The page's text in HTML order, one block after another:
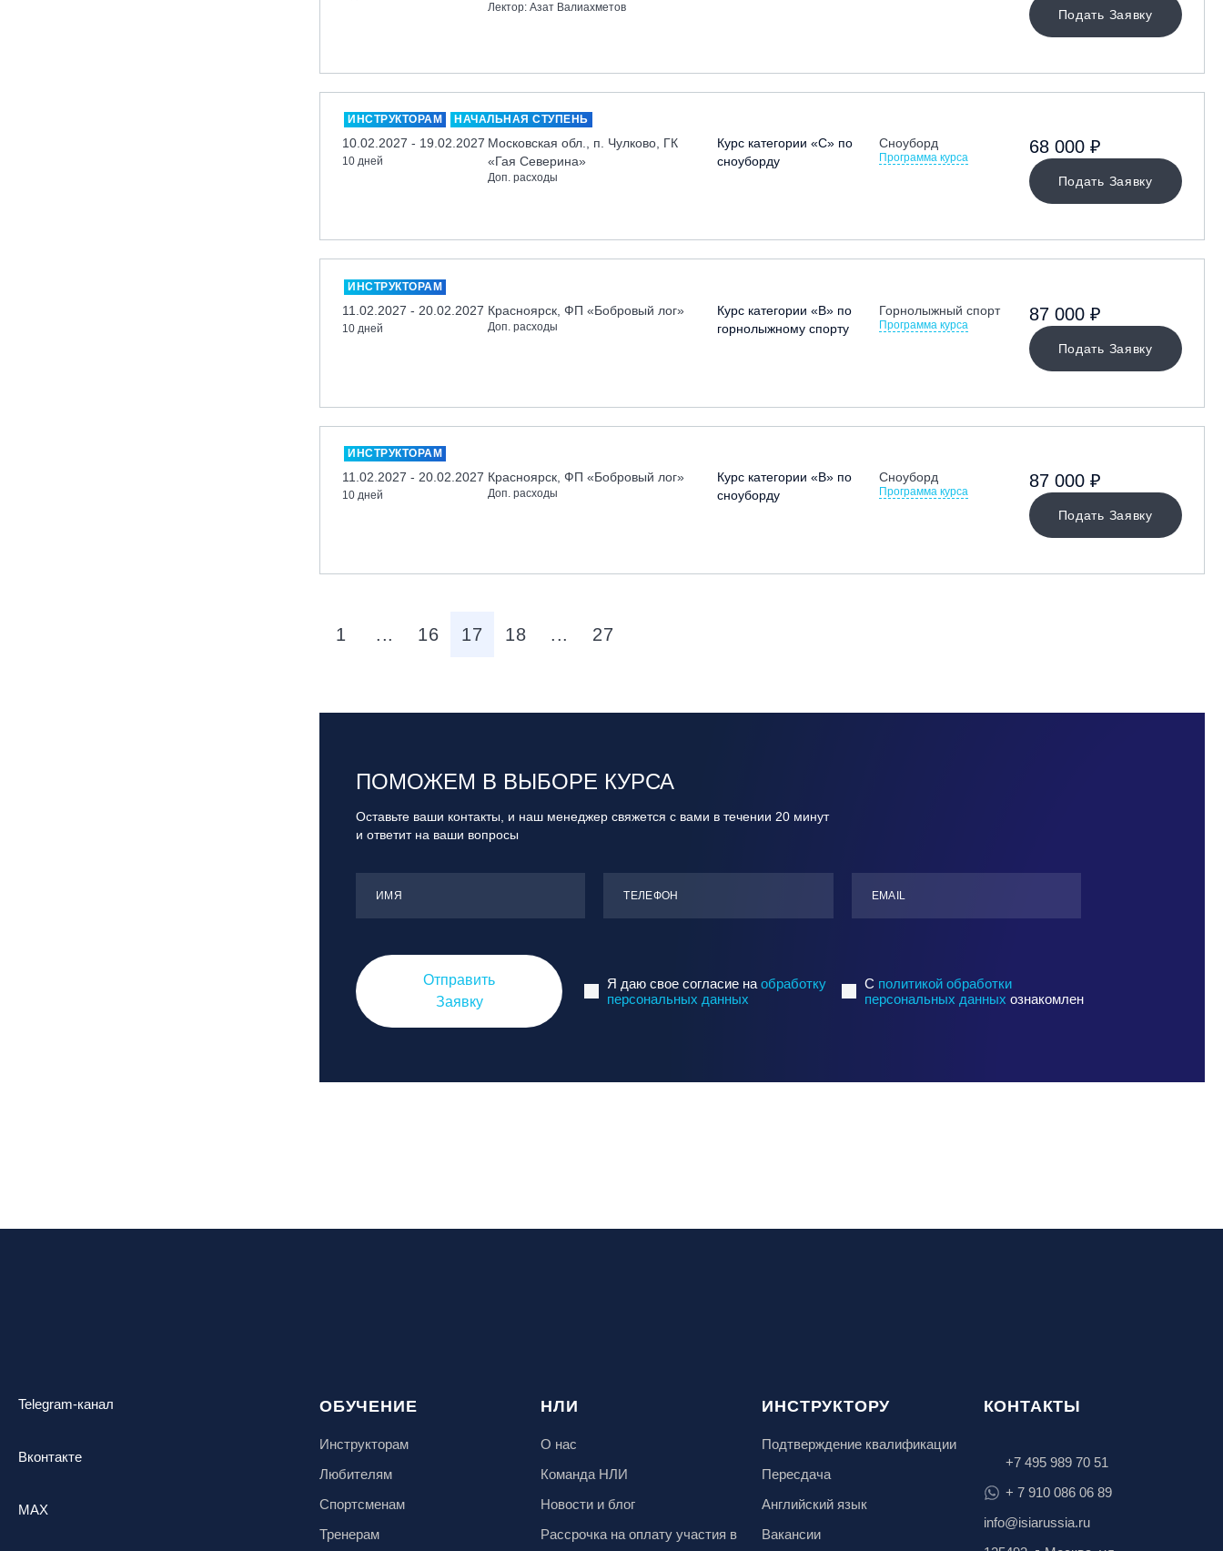
Лектор: Азат Валиахметов
Подать Заявку
ИНСТРУКТОРАМ НАЧАЛЬНАЯ СТУПЕНЬ
10.02.2027 - 19.02.2027
10 дней
Московская обл., п. Чулково, ГК
«Гая Северина»
Доп. расходы
Курс категории «С» по
сноуборду
Сноуборд
Программа курса
Подать Заявку
68 000 ₽
ИНСТРУКТОРАМ
11.02.2027 - 20.02.2027
10 дней
Красноярск, ФП «Бобровый лог»
Доп. расходы
Курс категории «В» по
горнолыжному спорту
Горнолыжный спорт
Программа курса
Подать Заявку
87 000 ₽
ИНСТРУКТОРАМ
11.02.2027 - 20.02.2027
10 дней
Красноярск, ФП «Бобровый лог»
Доп. расходы
Курс категории «В» по
сноуборду
Сноуборд
Программа курса
Подать Заявку
87 000 ₽
1 ... 16 17 18 ... 27
ПОМОЖЕМ В ВЫБОРЕ КУРСА
Оставьте ваши контакты, и наш менеджер свяжется с вами в течении 20 минут
и ответит на ваши вопросы
ИМЯ ТЕЛЕФОН ЕMАIL
Отправить
Заявку
Я даю свое согласие наобработку
персональных данных
C политикой обработки
персональных данных ознакомлен
Telegram-канал
Вконтакте
MAX
ОБУЧЕНИЕ
Инструкторам
Любителям
Спортсменам
Тренерам
НЛИ
О нас
Команда НЛИ
Новости и блог
Рассрочка на оплату участия в
ИНСТРУКТОРУ
Подтверждение квалификации
Пересдача
Английский язык
Вакансии
КОНТАКТЫ
+7 495 989 70 51
+ 7 910 086 06 89
info@isiarussia.ru